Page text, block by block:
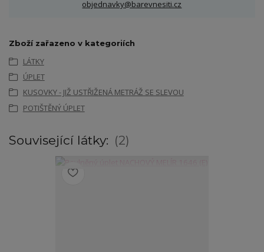
objednavky@barevnesiti.cz
Zboží zařazeno v kategoriích
LÁTKY
ÚPLET
KUSOVKY - JIŽ USTŘIŽENÁ METRÁŽ SE SLEVOU
POTIŠTĚNÝ ÚPLET
Související látky: 2